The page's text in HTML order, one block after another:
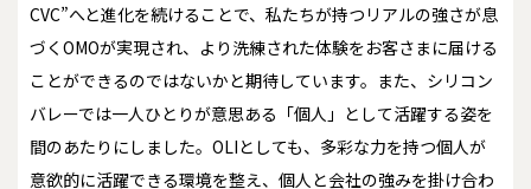
CVC”へと進化を続けることで、私たちが持つリアルの強さが息
づくOMOが実現され、より洗練された体験をお客さまに届ける
ことができるのではないかと期待しています。また、シリコン
バレーでは一人ひとりが意思ある「個人」として活躍する姿を
間のあたりにしました。OLIとしても、多彩な力を持つ個人が
意欲的に活躍できる環境を整え、個人と会社の強みを掛け合わ